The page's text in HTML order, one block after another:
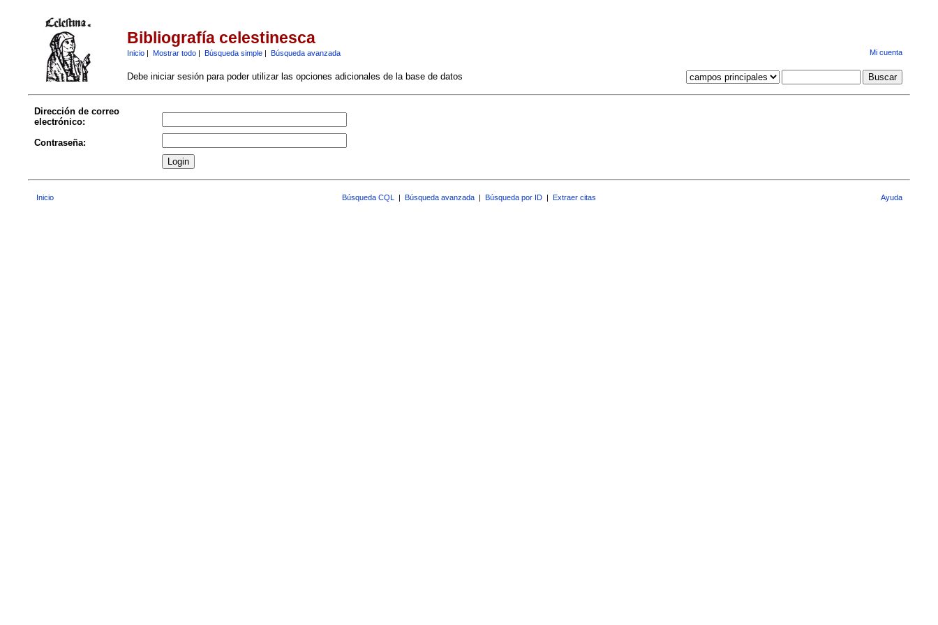
Bibliografía celestinesca
Inicio| Mostrar todo| Búsqueda simple| Búsqueda avanzada Mi cuenta
Debe iniciar sesión para poder utilizar las opciones adicionales de la base de datos
Dirección de correo
electrónico:
Contraseña:
Inicio Búsqueda CQL | Búsqueda avanzada | Búsqueda por ID | Extraer citas Ayuda